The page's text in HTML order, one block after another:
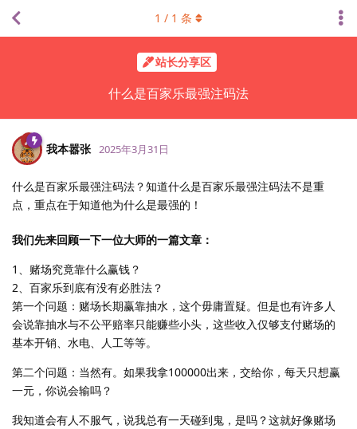
站长分享区
什么是百家乐最强注码法
1 / 1 条
我本嚣张 2025年3月31日
什么是百家乐最强注码法？知道什么是百家乐最强注码法不是重
点，重点在于知道他为什么是最强的！
我们先来回顾一下一位大师的一篇文章：
1、赌场究竟靠什么赢钱？
2、百家乐到底有没有必胜法？
第一个问题：赌场长期赢靠抽水，这个毋庸置疑。但是也有许多人
会说靠抽水与不公平赔率只能赚些小头，这些收入仅够支付赌场的
基本开销、水电、人工等等。
第二个问题：当然有。如果我拿100000出来，交给你，每天只想赢
一元，你说会输吗？
我知道会有人不服气，说我总有一天碰到鬼，是吗？这就好像赌场